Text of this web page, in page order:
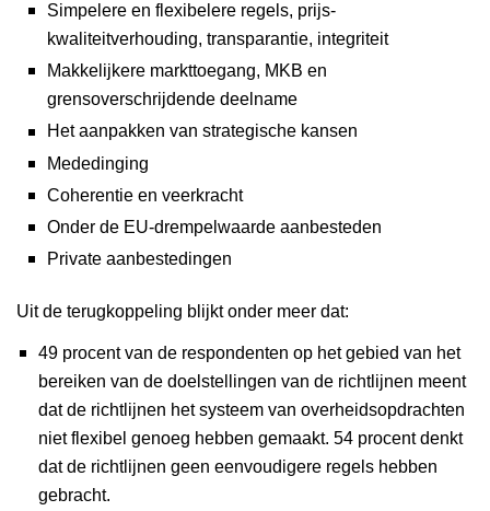
Simpelere en flexibelere regels, prijs-
kwaliteitverhouding, transparantie, integriteit
Makkelijkere markttoegang, MKB en
grensoverschrijdende deelname
Het aanpakken van strategische kansen
Mededinging
Coherentie en veerkracht
Onder de EU-drempelwaarde aanbesteden
Private aanbestedingen
Uit de terugkoppeling blijkt onder meer dat:
49 procent van de respondenten op het gebied van het
bereiken van de doelstellingen van de richtlijnen meent
dat de richtlijnen het systeem van overheidsopdrachten
niet flexibel genoeg hebben gemaakt. 54 procent denkt
dat de richtlijnen geen eenvoudigere regels hebben
gebracht.